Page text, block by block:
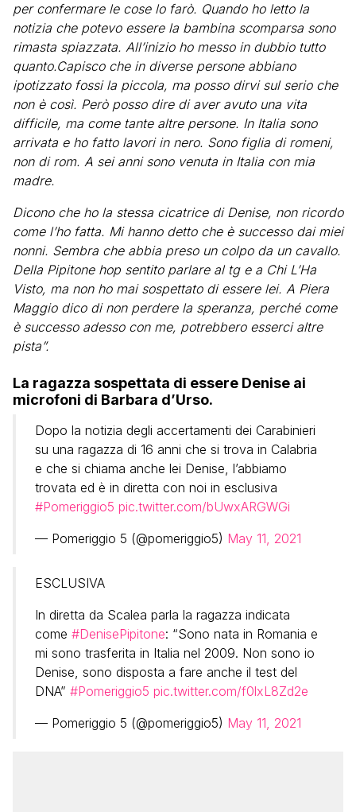
per confermare le cose lo farò. Quando ho letto la
notizia che potevo essere la bambina scomparsa sono
rimasta spiazzata. All’inizio ho messo in dubbio tutto
quanto.Capisco che in diverse persone abbiano
ipotizzato fossi la piccola, ma posso dirvi sul serio che
non è così. Però posso dire di aver avuto una vita
difficile, ma come tante altre persone. In Italia sono
arrivata e ho fatto lavori in nero. Sono figlia di romeni,
non di rom. A sei anni sono venuta in Italia con mia
madre.
Dicono che ho la stessa cicatrice di Denise, non ricordo
come l’ho fatta. Mi hanno detto che è successo dai miei
nonni. Sembra che abbia preso un colpo da un cavallo.
Della Pipitone hop sentito parlare al tg e a Chi L’Ha
Visto, ma non ho mai sospettato di essere lei. A Piera
Maggio dico di non perdere la speranza, perché come
è successo adesso con me, potrebbero esserci altre
pista”.
La ragazza sospettata di essere Denise ai
microfoni di Barbara d’Urso.
Dopo la notizia degli accertamenti dei Carabinieri
su una ragazza di 16 anni che si trova in Calabria
e che si chiama anche lei Denise, l’abbiamo
trovata ed è in diretta con noi in esclusiva
#Pomeriggio5 pic.twitter.com/bUwxARGWGi
— Pomeriggio 5 (@pomeriggio5) May 11, 2021
ESCLUSIVA
In diretta da Scalea parla la ragazza indicata
come #DenisePipitone: “Sono nata in Romania e
mi sono trasferita in Italia nel 2009. Non sono io
Denise, sono disposta a fare anche il test del
DNA” #Pomeriggio5 pic.twitter.com/f0lxL8Zd2e
— Pomeriggio 5 (@pomeriggio5) May 11, 2021